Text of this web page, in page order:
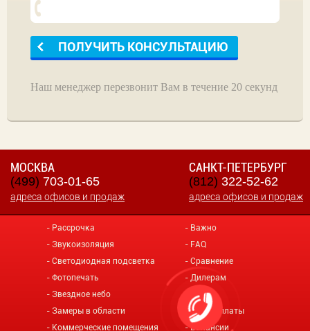
Наш менеджер перезвонит Вам в течение 20 секунд
МОСКВА
(499) 703-01-65
адреса офисов и продаж
Рассрочка
Звукоизоляция
Светодиодная подсветка
Фотопечать
Звездное небо
Замеры в области
Коммерческие помещения
Важно
FAQ
Сравнение
Дилерам
О нас
Виды оплаты
Вакансии
САНКТ-ПЕТЕРБУРГ
(812) 322-52-62
адреса офисов и продаж